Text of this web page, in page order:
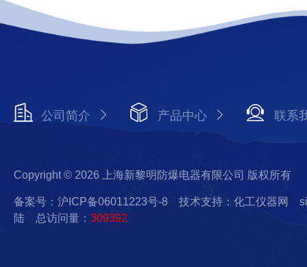
公司简介 产品中心 联系
Copyright © 2026 上海新黎明防爆电器有限公司 版权所有
备案号：沪ICP备06011223号-8 技术支持：化工仪器网
陆 总访问量： 309392